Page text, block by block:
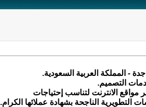
- المملكة العربية السعودية.
التصميم.
مواقع الانترنت لتناسب إحتياجات
الناجحة بشهادة عملائها الكرام.